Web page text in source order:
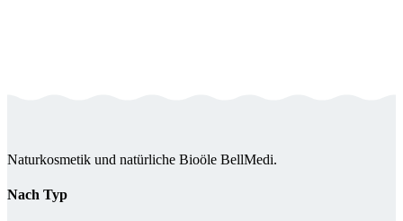
Naturkosmetik und natürliche Bioöle BellMedi.
Nach Typ